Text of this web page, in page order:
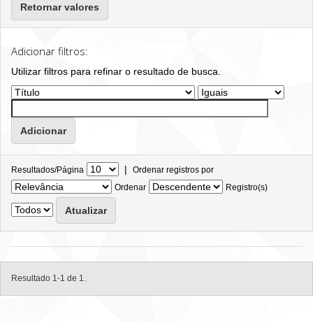
Retornar valores
Adicionar filtros:
Utilizar filtros para refinar o resultado de busca.
Resultados/Página | Ordenar registros por
Ordenar
Registro(s)
Resultado 1-1 de 1.